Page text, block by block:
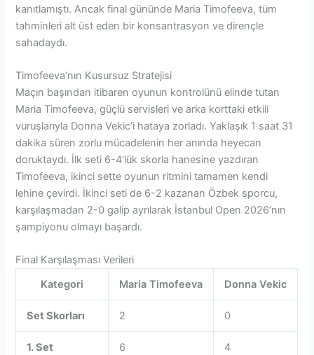
kanıtlamıştı. Ancak final gününde Maria Timofeeva, tüm
tahminleri alt üst eden bir konsantrasyon ve dirençle
sahadaydı.
Timofeeva’nın Kusursuz Stratejisi
Maçın başından itibaren oyunun kontrolünü elinde tutan
Maria Timofeeva, güçlü servisleri ve arka korttaki etkili
vuruşlarıyla Donna Vekic’i hataya zorladı. Yaklaşık 1 saat 31
dakika süren zorlu mücadelenin her anında heyecan
doruktaydı. İlk seti 6-4’lük skorla hanesine yazdıran
Timofeeva, ikinci sette oyunun ritmini tamamen kendi
lehine çevirdi. İkinci seti de 6-2 kazanan Özbek sporcu,
karşılaşmadan 2-0 galip ayrılarak İstanbul Open 2026’nın
şampiyonu olmayı başardı.
Final Karşılaşması Verileri
Kategori
Maria Timofeeva Donna Vekic
Set Skorları 2 0
1. Set 6 4